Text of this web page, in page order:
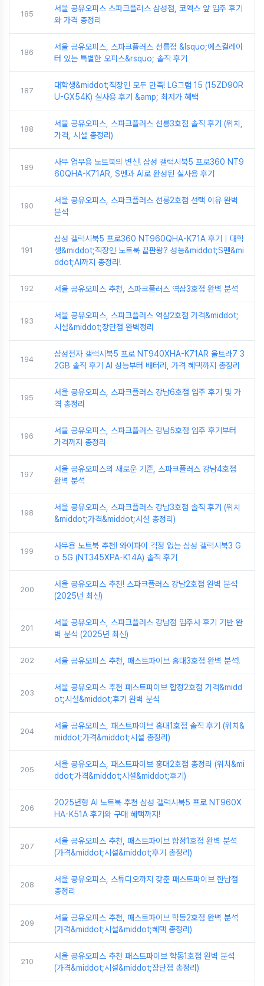
185
서울 공유오피스 스파크플러스 삼성점, 코엑스 앞 입주 후기
와 가격 총정리
186
서울 공유오피스, 스파크플러스 선릉점 &lsquo;에스컬레이
터 있는 특별한 오피스&rsquo; 솔직 후기
187
대학생&middot;직장인 모두 만족! LG그램 15 (15ZD90R
U-GX54K) 실사용 후기 &amp; 최저가 혜택
188
서울 공유오피스, 스파크플러스 선릉3호점 솔직 후기 (위치,
가격, 시설 총정리)
189
사무 업무용 노트북의 변신! 삼성 갤럭시북5 프로360 NT9
60QHA-K71AR, S펜과 AI로 완성된 실사용 후기
190
서울 공유오피스, 스파크플러스 선릉2호점 선택 이유 완벽
분석
191
삼성 갤럭시북5 프로360 NT960QHA-K71A 후기｜대학
생&middot;직장인 노트북 끝판왕? 성능&middot;S펜&mi
ddot;AI까지 총정리!
192 서울 공유오피스 추천, 스파크플러스 역삼3호점 완벽 분석
193
서울 공유오피스, 스파크플러스 역삼2호점 가격&middot;
시설&middot;장단점 완벽정리
194
삼성전자 갤럭시북5 프로 NT940XHA-K71AR 울트라7 3
2GB 솔직 후기 AI 성능부터 배터리, 가격 혜택까지 총정리
195
서울 공유오피스, 스파크플러스 강남6호점 입주 후기 및 가
격 총정리
196
서울 공유오피스, 스파크플러스 강남5호점 입주 후기부터
가격까지 총정리
197
서울 공유오피스의 새로운 기준, 스파크플러스 강남4호점
완벽 분석
198
서울 공유오피스, 스파크플러스 강남3호점 솔직 후기 (위치
&middot;가격&middot;시설 총정리)
199
사무용 노트북 추천! 와이파이 걱정 없는 삼성 갤럭시북3 G
o 5G (NT345XPA-K14A) 솔직 후기
200
서울 공유오피스 추천! 스파크플러스 강남2호점 완벽 분석
(2025년 최신)
201
서울 공유오피스, 스파크플러스 강남점 입주사 후기 기반 완
벽 분석 (2025년 최신)
202 서울 공유오피스 추천, 패스트파이브 홍대3호점 완벽 분석!
203
서울 공유오피스 추천 패스트파이브 합정2호점 가격&midd
ot;시설&middot;후기 완벽 분석
204
서울 공유오피스, 패스트파이브 홍대1호점 솔직 후기 (위치&
middot;가격&middot;시설 총정리)
205
서울 공유오피스, 패스트파이브 홍대2호점 총정리 (위치&mi
ddot;가격&middot;시설&middot;후기)
206
2025년형 AI 노트북 추천 삼성 갤럭시북5 프로 NT960X
HA-K51A 후기와 구매 혜택까지!
207
서울 공유오피스 추천, 패스트파이브 합정1호점 완벽 분석
(가격&middot;시설&middot;후기 총정리)
208
서울 공유오피스, 스튜디오까지 갖춘 패스트파이브 한남점
총정리
209
서울 공유오피스 추천, 패스트파이브 학동2호점 완벽 분석
(가격&middot;시설&middot;혜택 총정리)
210
서울 공유오피스 추천 패스트파이브 학동1호점 완벽 분석
(가격&middot;시설&middot;장단점 총정리)